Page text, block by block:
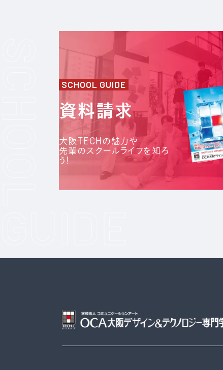
SCHOOL GUIDE
資料請求
大阪TECHの魅力や
先輩のスクールライフを知ろ
う!